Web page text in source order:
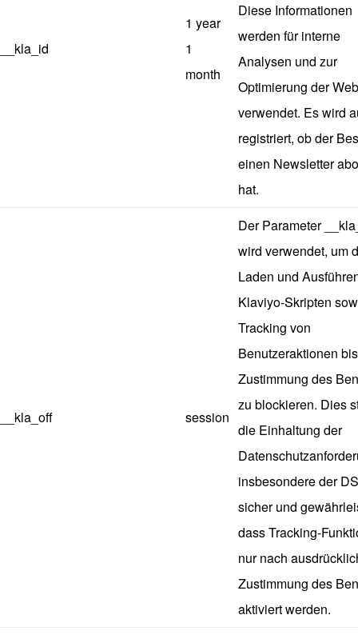
__kla_id
1 year
1
month
Diese Informationen
werden für interne
Analysen und zur
Optimierung der
verwendet. Es wird
registriert, ob der
einen Newsletter
hat.
__kla_off session
Der Parameter
wird verwendet, um
Laden und
Klaviyo-Skripten
Tracking von
Benutzeraktionen
Zustimmung des
zu blockieren. Dies
die Einhaltung der
insbesondere der
sicher und
dass Tracking-
nur nach
Zustimmung des
aktiviert werden.